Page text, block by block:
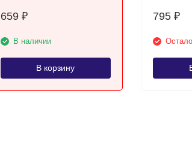
659 ₽
В наличии
В корзину
795₽